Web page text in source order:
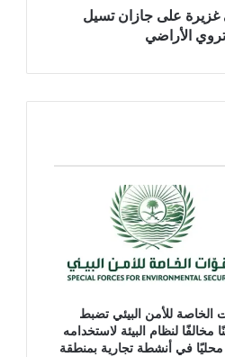
على جازان تسيل
الأراضي
الخاصة للأمن البيئي تضبط
مخالفًا لنظام البيئة لاستخدامه
في أنشطة تجارية بمنطقة